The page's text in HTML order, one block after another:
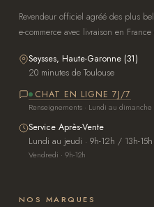
Revendeur officiel agréé des plus
e-commerce avec livraison en
Seysses, Haute-Garonne (31)
20 minutes de Toulouse
CHAT EN LIGNE 7J/7
Renseignements · Lundi au dimanche
Service Après-Vente
Lundi au jeudi · 9h-12h / 13h-15h
Vendredi · 9h-12h
NOS MARQUES